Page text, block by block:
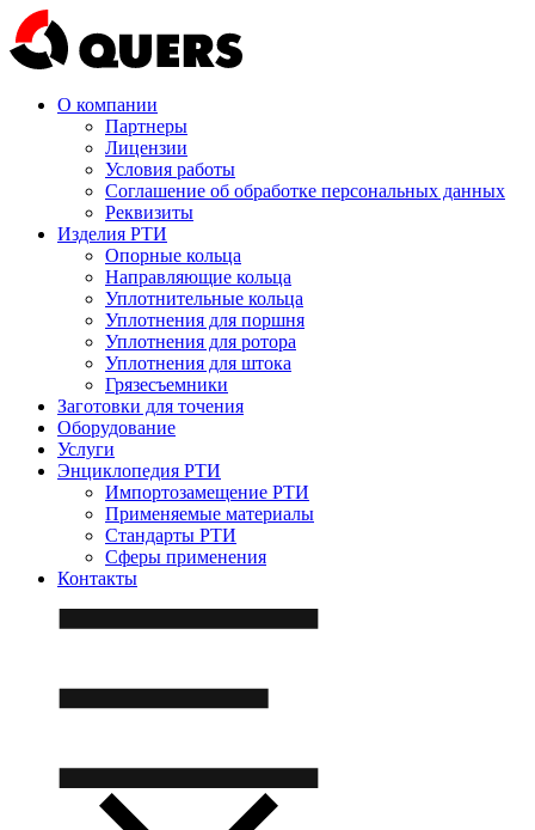
О компании
Партнеры
Лицензии
Условия работы
Соглашение об обработке персональных данных
Реквизиты
Изделия РТИ
Опорные кольца
Направляющие кольца
Уплотнительные кольца
Уплотнения для поршня
Уплотнения для ротора
Уплотнения для штока
Грязесъемники
Заготовки для точения
Оборудование
Услуги
Энциклопедия РТИ
Импортозамещение РТИ
Применяемые материалы
Стандарты РТИ
Сферы применения
Контакты